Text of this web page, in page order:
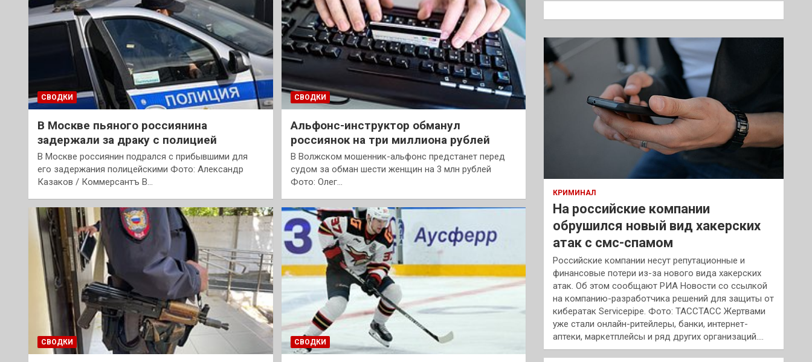
СВОДКИ
В Москве пьяного россиянина
задержали за драку с полицией
В Москве россиянин подрался с прибывшими для
его задержания полицейскими Фото: Александр
Казаков / Коммерсантъ В…
СВОДКИ
Альфонс-инструктор обманул
россиянок на три миллиона рублей
В Волжском мошенник-альфонс предстанет перед
судом за обман шести женщин на 3 млн рублей
Фото: Олег…
СВОДКИ СВОДКИ
к
КРИМИНАЛ
На российские компании
обрушился новый вид хакерских
атак с смс-спамом
Российские компании несут репутационные и
финансовые потери из-за нового вида хакерских
атак. Об этом сообщают РИА Новости со ссылкой
на компанию-разработчика решений для защиты от
кибератак Servicepipe. Фото: ТАССТАСС Жертвами
уже стали онлайн-ритейлеры, банки, интернет-
аптеки, маркетплейсы и ряд других организаций.…